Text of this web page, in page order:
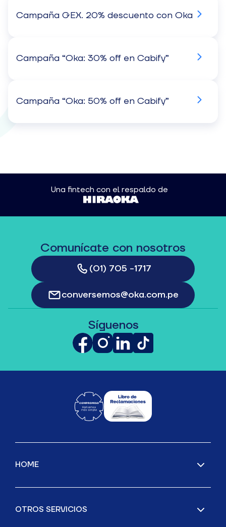
Campaña GEX. 20% descuento con Oka
Campaña “Oka: 30% off en Cabify”
Campaña “Oka: 50% off en Cabify”
Una fintech con el respaldo de
Comunícate con nosotros
(01) 705 -1717
conversemos@oka.com.pe
Síguenos
HOME
OTROS SERVICIOS